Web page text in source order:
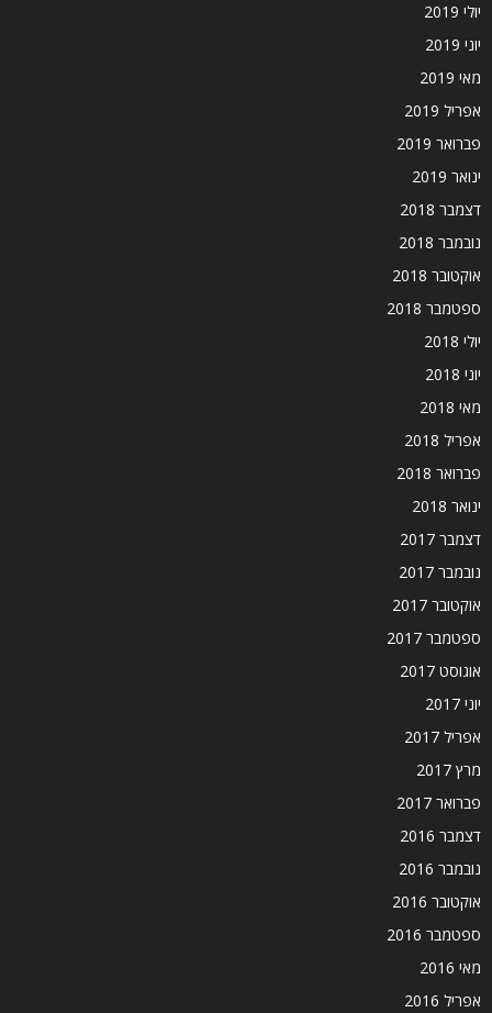
יולי 2019
יוני 2019
מאי 2019
אפריל 2019
פברואר 2019
ינואר 2019
דצמבר 2018
נובמבר 2018
אוקטובר 2018
ספטמבר 2018
יולי 2018
יוני 2018
מאי 2018
אפריל 2018
פברואר 2018
ינואר 2018
דצמבר 2017
נובמבר 2017
אוקטובר 2017
ספטמבר 2017
אוגוסט 2017
יוני 2017
אפריל 2017
מרץ 2017
פברואר 2017
דצמבר 2016
נובמבר 2016
אוקטובר 2016
ספטמבר 2016
מאי 2016
אפריל 2016